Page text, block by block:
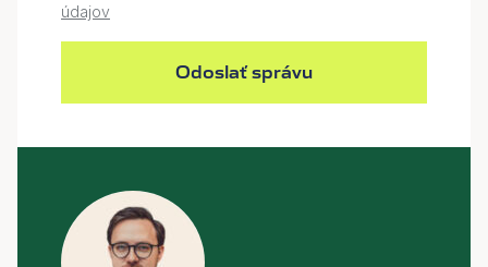
údajov
Odoslať správu